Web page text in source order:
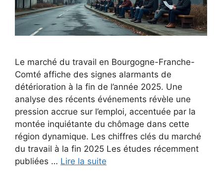
Le marché du travail en Bourgogne-Franche-
Comté affiche des signes alarmants de
détérioration à la fin de l’année 2025. Une
analyse des récents événements révèle une
pression accrue sur l’emploi, accentuée par la
montée inquiétante du chômage dans cette
région dynamique. Les chiffres clés du marché
du travail à la fin 2025 Les études récemment
publiées … Lire la suite